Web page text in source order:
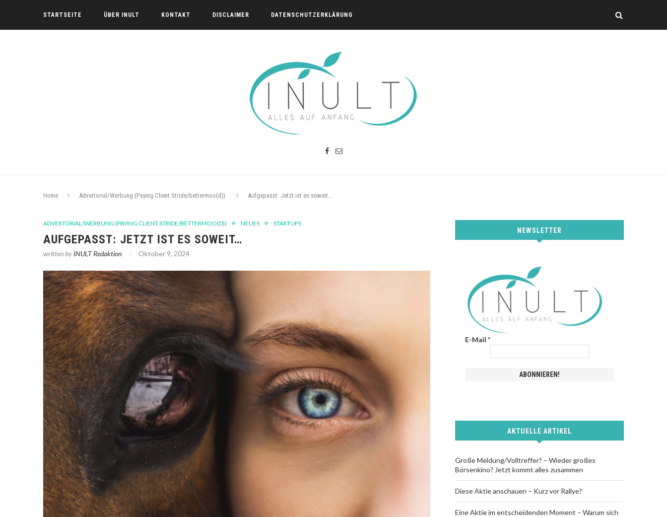
STARTSEITE ÜBER INULT KONTAKT DISCLAIMER DATENSCHUTZERKLÄRUNG
Home Advertorial/Werbung (Paying Client Stride/bettermoo(d)) Aufgepasst: Jetzt ist es soweit…
ADVERTORIAL/WERBUNG (PAYING CLIENT STRIDE/BETTERMOO(D)) NEUES STARTUPS
AUFGEPASST: JETZT IST ES SOWEIT…
written by INULT Redaktion Oktober 9, 2024
NEWSLETTER
E-Mail *
AKTUELLE ARTIKEL
Große Meldung/Volltreffer? – Wieder großes
Börsenkino? Jetzt kommt alles zusammen
Diese Aktie anschauen – Kurz vor Rallye?
Eine Aktie im entscheidenden Moment – Warum sich